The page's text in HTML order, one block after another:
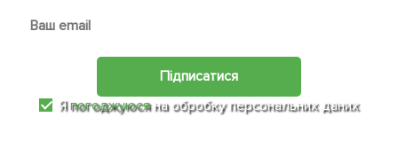
Підписатися
Япогоджуюся на обробку персональних даних